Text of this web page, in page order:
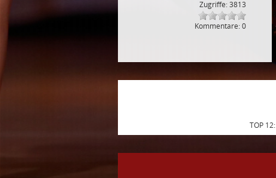
Zugriffe: 3813
Kommentare: 0
TOP 12: